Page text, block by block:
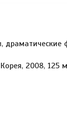
2008, 125